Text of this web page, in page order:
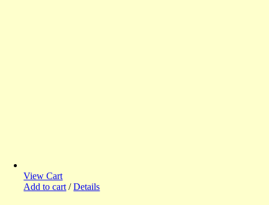
View Cart
Add to cart / Details